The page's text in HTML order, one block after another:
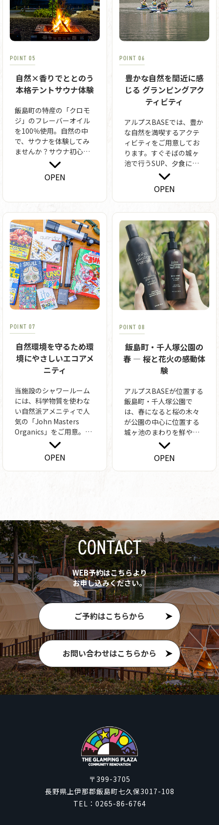
POINT 05
自然×香りでととのう
本格テントサウナ体験
飯島町の特産の「クロモ
ジ」のフレーバーオイル
を100％使用。自然の中
で、サウナを体験してみ
ませんか？サウナ初心者
の方や、お子さんとも一
緒に楽しめます。薪を炊
き、100℃近くまで熱々に
体の芯まで温まる。熱く
なったら自由に出入りし
て大丈夫です。休憩用の
ベンチで、自然の風にあ
たってリフレッシュ。公
園内「城ヶ池」近くに設
置されているので、その
まま池の中へ「どぼ
ん！」もOK。ライフジャ
ケットを無料で貸し出し
ますので安心です。
OPEN
POINT 06
豊かな自然を間近に感
じる グランピングアク
ティビティ
アルプスBASEでは、豊か
な自然を満喫するアクテ
ィビティをご用意してお
ります。すぐそばの城ヶ
池で行うSUP、夕食に出
てくるニジマスを自分で
釣ることができる釣り
堀、自然豊かな林間エリ
アの散策などここでしか
味わえないアクティビテ
ィ体験をご用意しており
ます。
OPEN
POINT 07
自然環境を守るため環
境にやさしいエコアメ
ニティ
当施設のシャワールーム
には、科学物質を使わな
い自然派アメニティで人
気の「John Masters
Organics」をご用意。
「もみ殻」を配合するこ
とでプラスチック使用量
を約40%削減した環境負
荷低減アメニティです。
OPEN
POINT 08
飯島町・千人塚公園の
春 ― 桜と花火の感動体
験
アルプスBASEが位置する
飯島町・千人塚公園で
は、春になると桜の木々
が公園の中心に位置する
城ヶ池のまわりを鮮やか
に彩ります。毎年4月上旬
アルプスと湖面に映る桜
のコラボレーションは、
りの花火が、夜の公園を
幻想的に照らします。
OPEN
CONTACT
WEB予約はこちらより
お申し込みください。
ご予約はこちらから
お問い合わせはこちらから
〒399-3705
長野県上伊那郡飯島町七久保3017-108
TEL： 0265-86-6764